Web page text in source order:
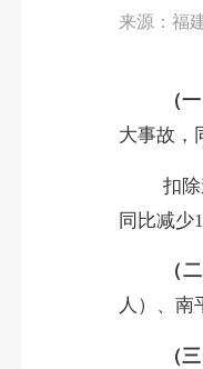
来源：福
（
大事故，
扣
同比减少
（
人 ）、 南
（